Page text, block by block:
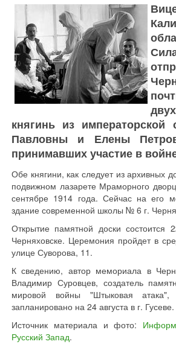
княгинь из
Павловны и Елены
принимавших участие в
Обе княгини, как следует из архивных
подвижном лазарете Мраморного
сентябре 1914 года. Сейчас на его
здание современной школы № 6 г.
Открытие памятной доски состоится
Черняховске. Церемония пройдет в
улице Суворова, 11.
К сведению, автор мемориала в
Владимир Суровцев, создатель
мировой войны "Штыковая атака",
запланировано на 24 августа в г. Гусеве.
Источник материала и фото:
Русский Запад.